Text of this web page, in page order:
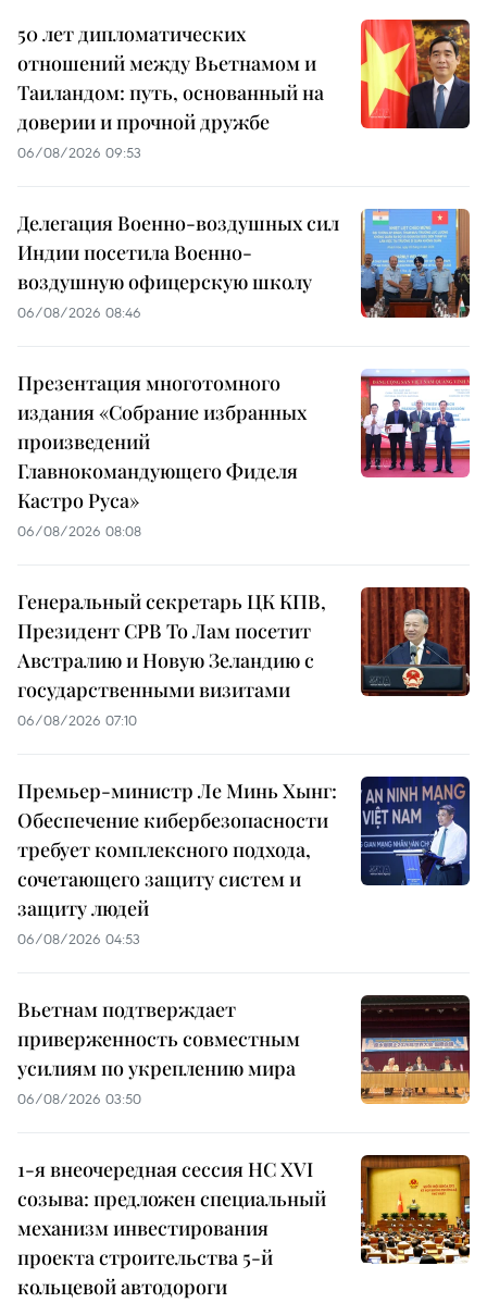
50 лет дипломатических
отношений между Вьетнамом и
Таиландом: путь, основанный на
доверии и прочной дружбе
06/08/2026 09:53
Делегация Военно-воздушных сил
Индии посетила Военно-
воздушную офицерскую школу
06/08/2026 08:46
Презентация многотомного
издания «Собрание избранных
произведений
Главнокомандующего Фиделя
Кастро Руса»
06/08/2026 08:08
Генеральный секретарь ЦК КПВ,
Президент СРВ То Лам посетит
Австралию и Новую Зеландию с
государственными визитами
06/08/2026 07:10
Премьер-министр Ле Минь Хынг:
Обеспечение кибербезопасности
требует комплексного подхода,
сочетающего защиту систем и
защиту людей
06/08/2026 04:53
Вьетнам подтверждает
приверженность совместным
усилиям по укреплению мира
06/08/2026 03:50
1-я внеочередная сессия НС XVI
созыва: предложен специальный
механизм инвестирования
проекта строительства 5-й
кольцевой автодороги